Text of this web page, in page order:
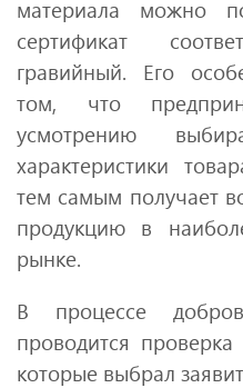
материала можно
сертификат
гравийный. Его
том, что
усмотрению
характеристики
тем самым получает
продукцию в
рынке.
В процессе
проводится
которые выбрал